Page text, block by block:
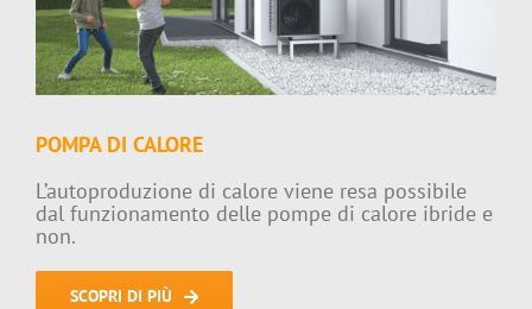
POMPA DI CALORE
L’autoproduzione di calore viene resa possibile
dal funzionamento delle pompe di calore ibride e
non.
SCOPRI DI PIÙ